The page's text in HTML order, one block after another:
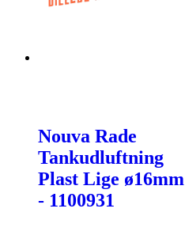
Nouva Rade
Tankudluftning
Plast Lige ø16mm
- 1100931